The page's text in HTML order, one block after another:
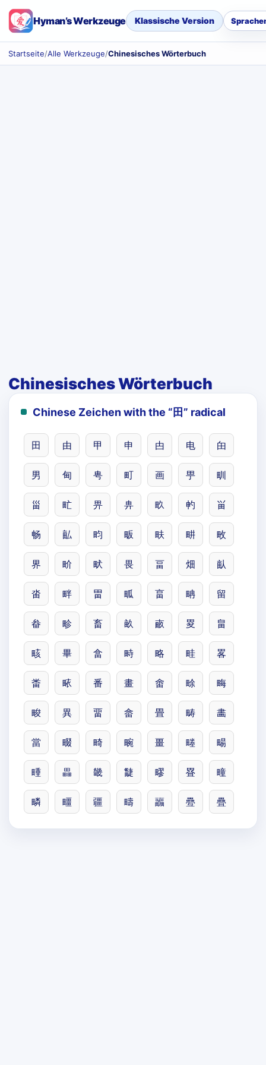
Hyman’s Werkzeuge Klassische Version
Startseite/Alle Werkzeuge/Chinesisches Wörterbuch
Chinesisches Wörterbuch
Chinese Zeichen with the “田” radical
田 由 甲 申 甴 电 甶
男 甸 甹 町 画 甼 甽
甾 甿 畀 畁 畂 畃 畄
畅 畆 畇 畈 畉 畊 畋
界 畍 畎 畏 畐 畑 畒
畓 畔 畕 畖 畗 畘 留
畚 畛 畜 畝 畞 畟 畠
畡 畢 畣 畤 略 畦 畧
畨 畩 番 畫 畬 畭 畮
畯 異 畱 畲 畳 畴 畵
當 畷 畸 畹 畺 畻 畼
畽 畾 畿 疀 疁 疂 疃
疄 疅 疆 疇 疈 疉 疊